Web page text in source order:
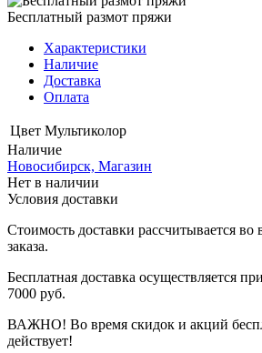
Бесплатный размот пряжи
Характеристики
Наличие
Доставка
Оплата
Цвет Мультиколор
Наличие
Новосибирск, Магазин
Нет в наличии
Условия доставки
Стоимость доставки рассчитывается
заказа.
Бесплатная доставка осуществляется
7000 руб.
ВАЖНО! Во время скидок и акций
действует!